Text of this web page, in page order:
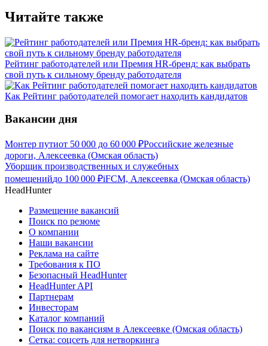
Читайте также
Рейтинг работодателей или Премия HR-бренд: как выбрать
свой путь к сильному бренду работодателя
Как Рейтинг работодателей помогает находить кандидатов
Вакансии дня
Монтер путиот 50 000 до 60 000 ₽Российские железные
дороги, Алексеевка (Омская область)
Уборщик производственных и служебных
помещенийдо 100 000 ₽iFCM, Алексеевка (Омская область)
HeadHunter
Размещение вакансий
Поиск по резюме
О компании
Наши вакансии
Реклама на сайте
Требования к ПО
Безопасный HeadHunter
HeadHunter API
Партнерам
Инвесторам
Каталог компаний
Поиск по вакансиям в Алексеевке (Омская область)
Сетка: соцсеть для нетворкинга